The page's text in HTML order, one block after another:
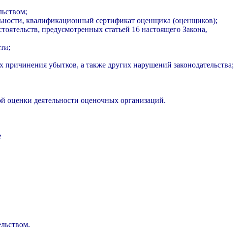
квалификационный сертификат оценщика (оценщиков);
предусмотренных статьей 16 настоящего Закона,
убытков, а также других нарушений законодательства;
деятельности оценочных организаций.